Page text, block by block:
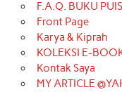
F.A.Q. BUKU
Front Page
Karya & Kiprah
KOLEKSI E-
Kontak Saya
MY ARTICLE